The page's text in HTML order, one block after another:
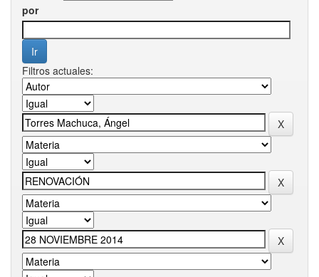
por
Filtros actuales: